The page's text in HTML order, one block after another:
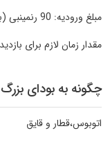
مبلغ ورودیه: 90 رنمینبی (به استثنای 70 رنمینبی برای گردش با قایق)
مقدار زمان لازم برای
چگونه به بودای
اتوبوس،قطار و قایق